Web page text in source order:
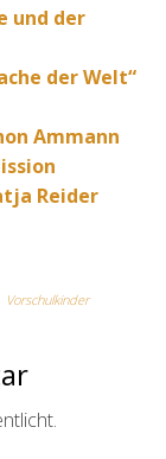
und der
der Welt“
Ammann
Reider
Vorschulkinder